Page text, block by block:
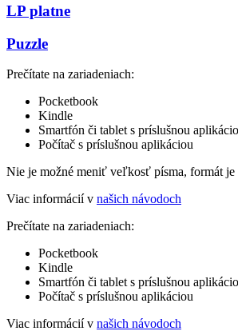
LP platne
Puzzle
Prečítate na zariadeniach:
Pocketbook
Kindle
Smartfón či tablet s príslušnou
Počítač s príslušnou aplikáciou
Nie je možné meniť veľkosť písma, formát je
Viac informácií v našich návodoch
Prečítate na zariadeniach:
Pocketbook
Kindle
Smartfón či tablet s príslušnou
Počítač s príslušnou aplikáciou
Viac informácií v našich návodoch